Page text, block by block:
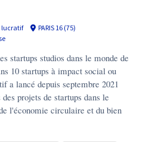
lucratif
PARIS 16 (75)
startups studios dans le monde de
10 startups à impact social ou
a lancé depuis septembre 2021
projets de startups dans le
l'économie circulaire et du bien